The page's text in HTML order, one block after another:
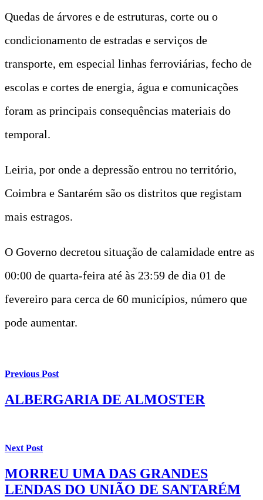
Quedas de árvores e de estruturas, corte ou o
condicionamento de estradas e serviços de
transporte, em especial linhas ferroviárias, fecho de
escolas e cortes de energia, água e comunicações
foram as principais consequências materiais do
temporal.
Leiria, por onde a depressão entrou no território,
Coimbra e Santarém são os distritos que registam
mais estragos.
O Governo decretou situação de calamidade entre as
00:00 de quarta-feira até às 23:59 de dia 01 de
fevereiro para cerca de 60 municípios, número que
pode aumentar.
Previous Post
ALBERGARIA DE ALMOSTER
Next Post
MORREU UMA DAS GRANDES
LENDAS DO UNIÃO DE SANTARÉM